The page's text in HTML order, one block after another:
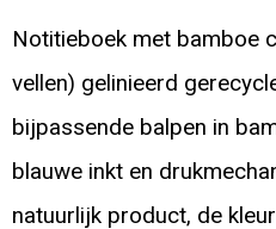
Notitieboek met bamboe
vellen) gelinieerd
bijpassende balpen in
blauwe inkt en
natuurlijk product, de